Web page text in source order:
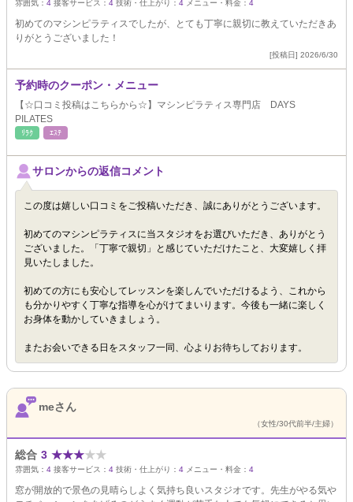
雰囲気： 4 接客サービス： 4 技術・仕上がり： 4 メニュー・料金： 4
初めてのマシンピラティスでしたが、とても丁寧に親切に教えていただきあ
りがとうございました！
[投稿日] 2026/6/30
予約時のクーポン・メニュー
【☆口コミ投稿はこちらから☆】マシンピラティス専門店 DAYS
PILATES
ﾘﾗｸ ｴｽﾃ
サロンからの返信コメント
この度は嬉しい口コミをご投稿いただき、誠にありがとうございます。
初めてのマシンピラティスに当スタジオをお選びいただき、ありがとう
ございました。「丁寧で親切」と感じていただけたこと、大変嬉しく拝
見いたしました。
初めての方にも安心してレッスンを楽しんでいただけるよう、これから
も分かりやすく丁寧な指導を心がけてまいります。今後も一緒に楽しく
お身体を動かしていきましょう。
またお会いできる日をスタッフ一同、心よりお待ちしております。
meさん
（女性/30代前半/主婦）
総合 3 ★★★★★
雰囲気： 4 接客サービス： 4 技術・仕上がり： 4 メニュー・料金： 4
窓が開放的で景色の見晴らしよく気持ち良いスタジオです。先生がやる気や